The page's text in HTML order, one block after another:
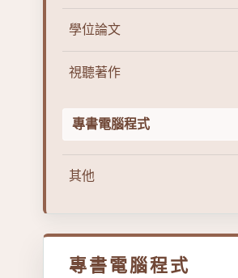
學位論文
視聽著作
專書電腦程式
其他
專書電腦程式